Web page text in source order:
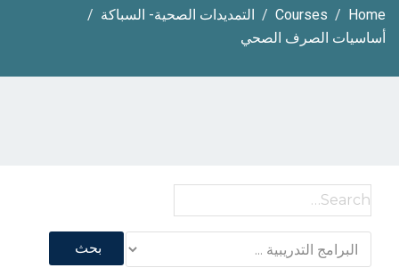
Home
Courses
التمديدات الصحية- السباكة
أساسيات الصرف الصحي
for: